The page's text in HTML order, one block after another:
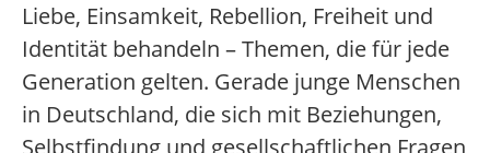
Liebe, Einsamkeit, Rebellion, Freiheit und
Identität behandeln – Themen, die für jede
Generation gelten. Gerade junge Menschen
in Deutschland, die sich mit Beziehungen,